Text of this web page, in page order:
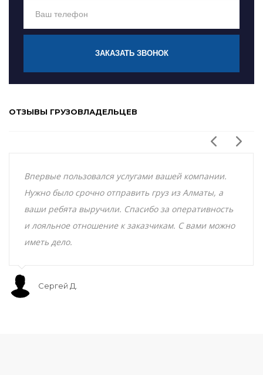
ЗАКАЗАТЬ ЗВОНОК
ОТЗЫВЫ ГРУЗОВЛАДЕЛЬЦЕВ
Впервые пользовался услугами вашей компании.
Нужно было срочно отправить груз из Алматы, а
ваши ребята выручили. Спасибо за оперативность
и лояльное отношение к заказчикам. С вами можно
иметь дело.
Сергей Д.